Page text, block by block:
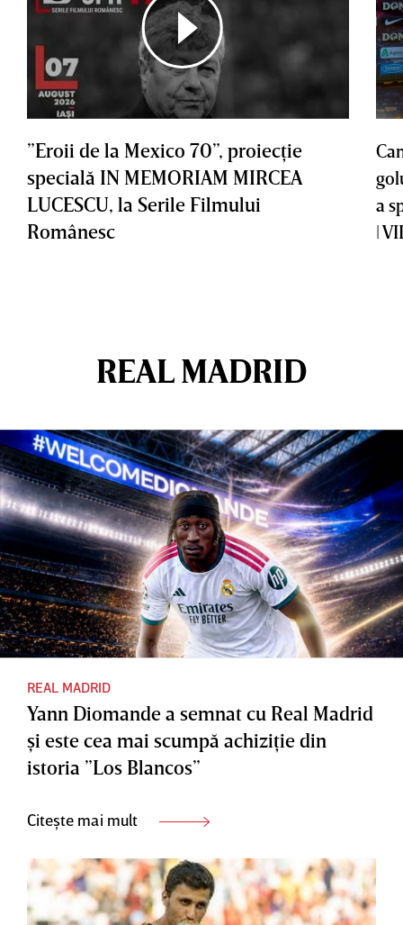
”Eroii de la Mexico 70”, proiecţie
specială IN MEMORIAM MIRCEA
LUCESCU, la Serile Filmului
Românesc
a
|
REAL MADRID
REAL MADRID
Yann Diomande a semnat cu Real Madrid
şi este cea mai scumpă achiziţie din
istoria ”Los Blancos”
Citește mai mult